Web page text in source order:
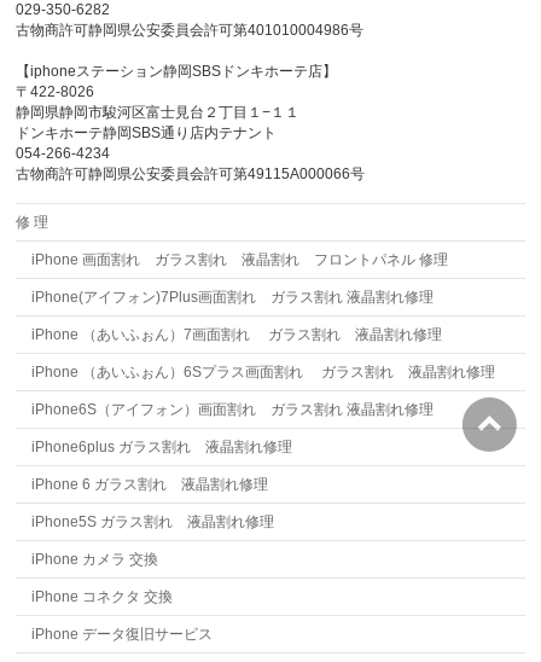
029-350-6282
古物商許可静岡県公安委員会許可第401010004986号
【iphoneステーション静岡SBSドンキホーテ店】
〒422-8026
静岡県静岡市駿河区富士見台２丁目１−１１
ドンキホーテ静岡SBS通り店内テナント
054-266-4234
古物商許可静岡県公安委員会許可第49115A000066号
修 理
iPhone 画面割れ ガラス割れ 液晶割れ フロントパネル 修理
iPhone(アイフォン)7Plus画面割れ ガラス割れ 液晶割れ修理
iPhone （あいふぉん）7画面割れ ガラス割れ 液晶割れ修理
iPhone （あいふぉん）6Sプラス画面割れ ガラス割れ 液晶割れ修理
iPhone6S（アイフォン）画面割れ ガラス割れ 液晶割れ修理
iPhone6plus ガラス割れ 液晶割れ修理
iPhone 6 ガラス割れ 液晶割れ修理
iPhone5S ガラス割れ 液晶割れ修理
iPhone カメラ 交換
iPhone コネクタ 交換
iPhone データ復旧サービス